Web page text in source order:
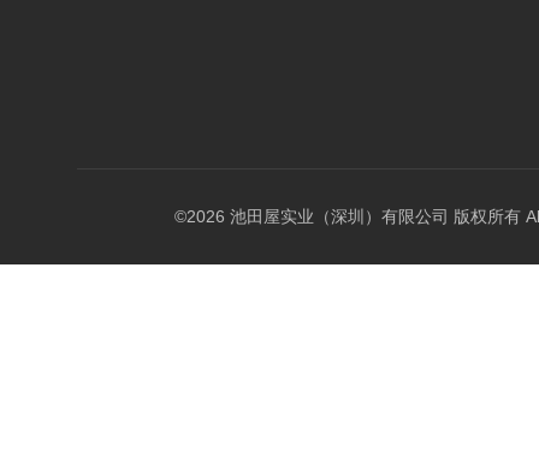
©2026 池田屋实业（深圳）有限公司 版权所有